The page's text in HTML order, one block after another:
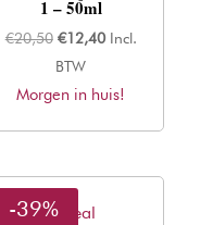
1 – 50ml
€20,50 Oorspronkelijke
prijs
was:
€12,40Huidige
is:
Incl.
BTW
Morgen in huis!
L'oreal
-39%